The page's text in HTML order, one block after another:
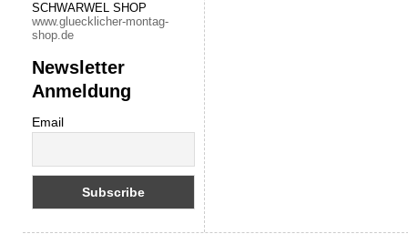
SCHWARWEL SHOP
www.gluecklicher-montag-
shop.de
Newsletter
Anmeldung
Email